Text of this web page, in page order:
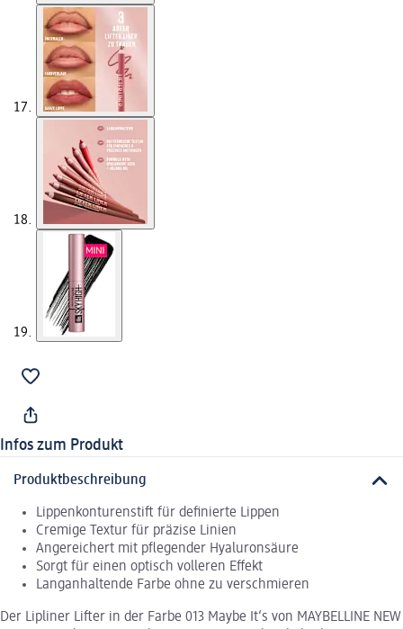
Infos zum Produkt
Produktbeschreibung
Lippenkonturenstift für definierte Lippen
Cremige Textur für präzise Linien
Angereichert mit pflegender Hyaluronsäure
Sorgt für einen optisch volleren Effekt
Langanhaltende Farbe ohne zu verschmieren
Der Lipliner Lifter in der Farbe 013 Maybe It‘s von MAYBELLINE NEW